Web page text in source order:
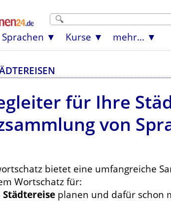
Sprachen Kurse mehr...
für Ihre
von
bietet eine umfangreiche
Wortschatz für:
Städtereise planen und dafür schon